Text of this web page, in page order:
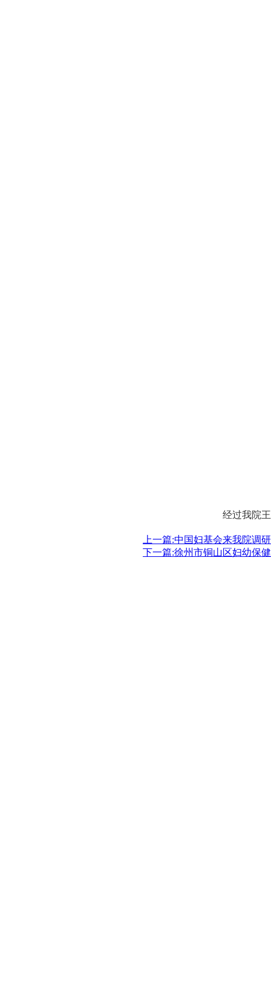
经过我院
上一篇:中国妇基会来我院调
下一篇:徐州市铜山区妇幼保